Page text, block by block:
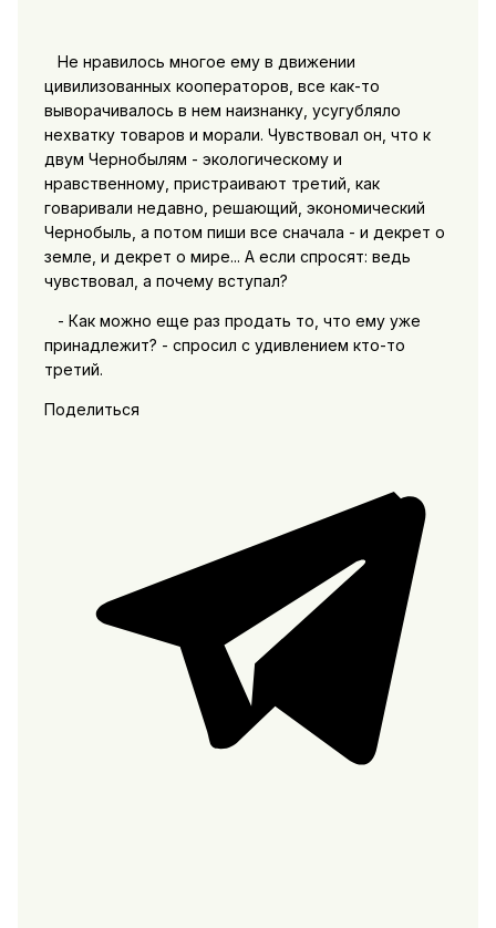
Не нравилось многое ему в движении
цивилизованных кооператоров, все как-то
выворачивалось в нем наизнанку, усугубляло
нехватку товаров и морали. Чувствовал он, что к
двум Чернобылям - экологическому и
нравственному, пристраивают третий, как
говаривали недавно, решающий, экономический
Чернобыль, а потом пиши все сначала - и декрет о
земле, и декрет о мире... А если спросят: ведь
чувствовал, а почему вступал?
- Как можно еще раз продать то, что ему уже
принадлежит? - спросил с удивлением кто-то
третий.
Поделиться